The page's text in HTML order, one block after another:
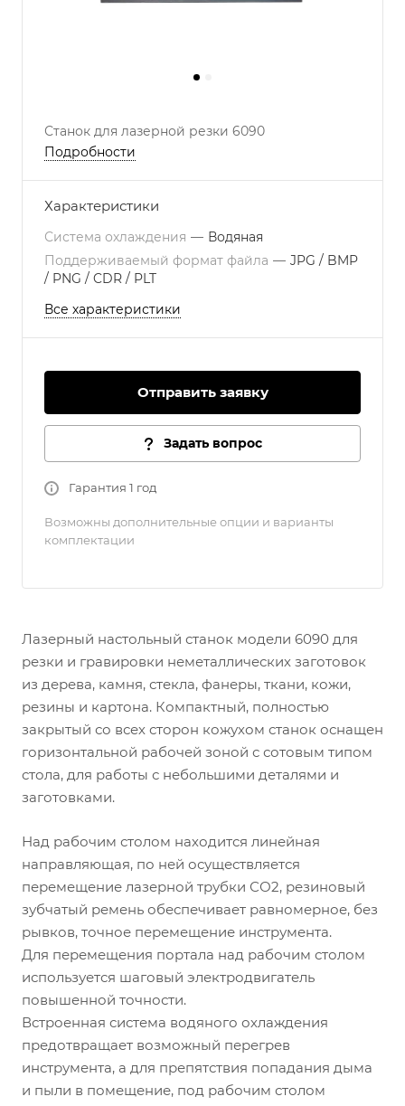
Станок для лазерной резки 6090
Подробности
Характеристики
Система охлаждения — Водяная
Поддерживаемый формат файла — JPG / BMP
/ PNG / CDR / PLT
Все характеристики
Отправить заявку
Задать вопрос
Гарантия 1 год
Возможны дополнительные опции и варианты
комплектации
Лазерный настольный станок модели 6090 для
резки и гравировки неметаллических заготовок
из дерева, камня, стекла, фанеры, ткани, кожи,
резины и картона. Компактный, полностью
закрытый со всех сторон кожухом станок оснащен
горизонтальной рабочей зоной с сотовым типом
стола, для работы с небольшими деталями и
заготовками.
Над рабочим столом находится линейная
направляющая, по ней осуществляется
перемещение лазерной трубки СО2, резиновый
зубчатый ремень обеспечивает равномерное, без
рывков, точное перемещение инструмента.
Для перемещения портала над рабочим столом
используется шаговый электродвигатель
повышенной точности.
Встроенная система водяного охлаждения
предотвращает возможный перегрев
инструмента, а для препятствия попадания дыма
и пыли в помещение, под рабочим столом